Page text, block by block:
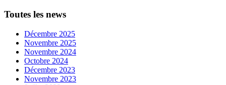
Toutes les news
Décembre 2025
Novembre 2025
Novembre 2024
Octobre 2024
Décembre 2023
Novembre 2023